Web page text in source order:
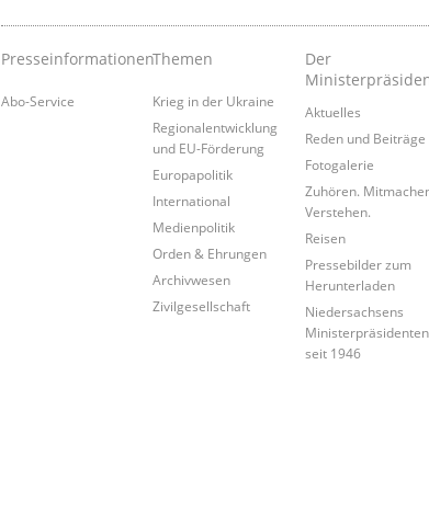
Presseinformationen
Abo-Service
Themen
Krieg in der Ukraine
Regionalentwicklung
und EU-Förderung
Europapolitik
International
Medienpolitik
Orden & Ehrungen
Archivwesen
Zivilgesellschaft
Der
Aktuelles
Reden und Beiträge
Fotogalerie
Zuhören.
Verstehen.
Reisen
Pressebilder zum
Herunterladen
Niedersachsens
Ministerpräsidenten
seit 1946